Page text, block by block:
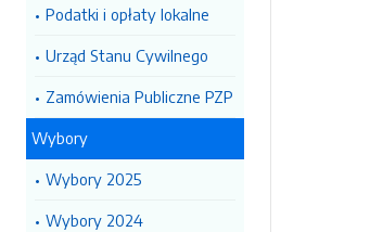
Podatki i opłaty lokalne
Urząd Stanu Cywilnego
Zamówienia Publiczne PZP
Wybory
Wybory 2025
Wybory 2024